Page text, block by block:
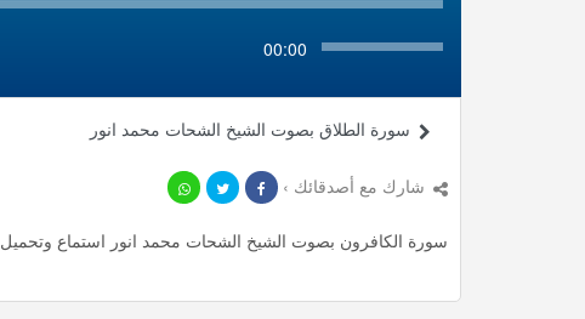
00:00
سورة الطلاق بصوت الشيخ الشحات محمد انور
شارك مع أصدقائك ›
سورة الكافرون بصوت الشيخ الشحات محمد انور استماع وتحميل mp3 ، استمع لأأكثر من 0.73 دقيقة من تلاوات المميزة مجانا.